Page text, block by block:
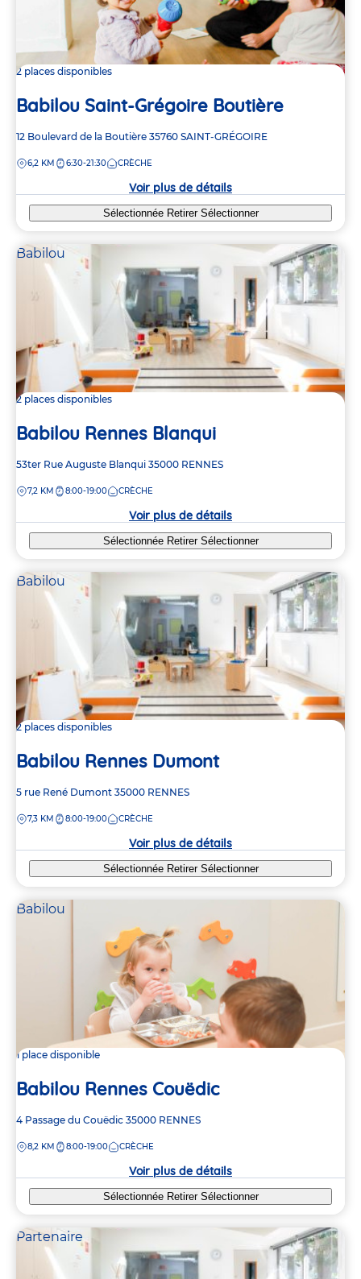
2 places disponibles
Babilou Saint-Grégoire Boutière
Adresse
la
12 Boulevard de la Boutière 35760 SAINT-GRÉGOIRE
DISTANCE
6,2 KM 6:30-21:30 CRÈCHE
Voir plus de détails
Sélectionnée Retirer Sélectionner
Babilou
2 places disponibles
Babilou Rennes Blanqui
Adresse
la
53ter Rue Auguste Blanqui 35000 RENNES
DISTANCE
7,2 KM 8:00-19:00 CRÈCHE
Voir plus de détails
Sélectionnée Retirer Sélectionner
Babilou
2 places disponibles
Babilou Rennes Dumont
Adresse
la
5 rue René Dumont 35000 RENNES
DISTANCE
7,3 KM 8:00-19:00 CRÈCHE
Voir plus de détails
Sélectionnée Retirer Sélectionner
Babilou
1 place disponible
Babilou Rennes Couëdic
Adresse
la
4 Passage du Couëdic 35000 RENNES
DISTANCE
8,2 KM 8:00-19:00 CRÈCHE
Voir plus de détails
Sélectionnée Retirer Sélectionner
Partenaire